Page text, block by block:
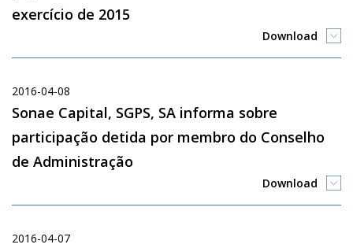
exercício de 2015
Download
2016-04-08
Sonae Capital, SGPS, SA informa sobre
participação detida por membro do Conselho
de Administração
Download
2016-04-07